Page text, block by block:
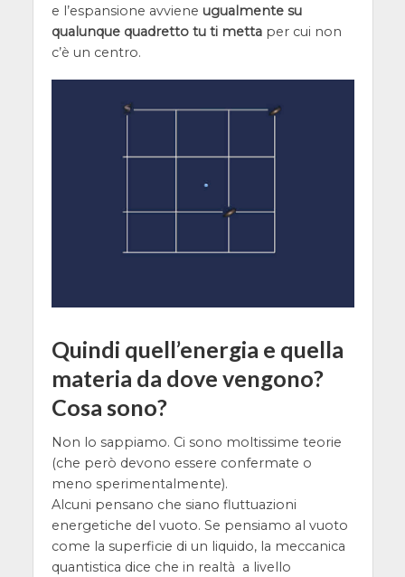
e l’espansione avviene ugualmente su
qualunque quadretto tu ti mettaper cui non
c’è un centro.
Quindi quell’energia e quella
materia da dove vengono?
Cosa sono?
Non lo sappiamo. Ci sono moltissime teorie
(che però devono essere confermate o
meno sperimentalmente).
Alcuni pensano che siano fluttuazioni
energetiche del vuoto. Se pensiamo al vuoto
come la superficie di un liquido, la meccanica
quantistica dice che in realtà a livello